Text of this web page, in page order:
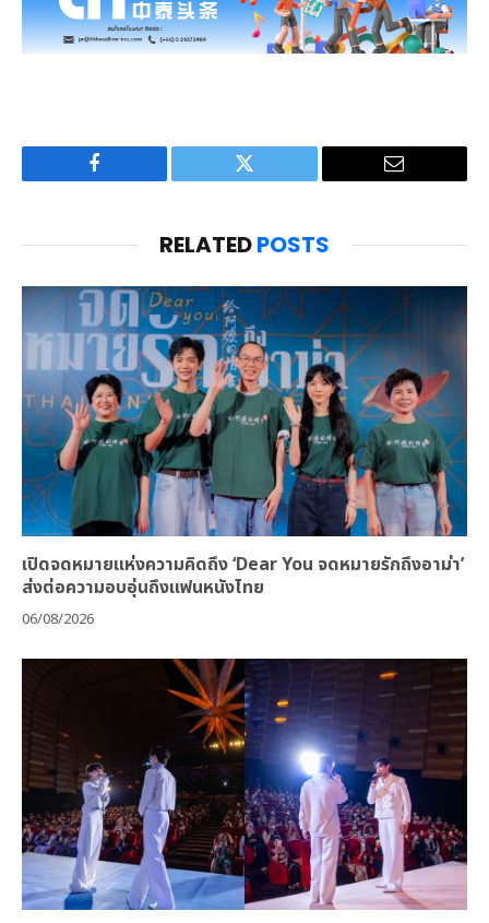
Facebook Twitter Email
RELATEDPOSTS
เปิดจดหมายแห่งความคิดถึง ‘Dear You จดหมายรักถึงอาม่า’
ส่งต่อความอบอุ่นถึงแฟนหนังไทย
06/08/2026